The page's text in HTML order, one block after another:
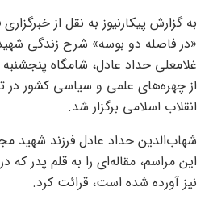
به گزارش پیکارنیوز به نقل از
«در فاصله دو بوسه» شرح زندگی
از چهره‌های علمی و سیاسی کشور در
انقلاب اسلامی برگزار شد.
شهاب‌الدین حداد عادل فرزند شهید
این مراسم، مقاله‌ای را به قلم پدر
نیز آورده شده است، قرائت کرد.